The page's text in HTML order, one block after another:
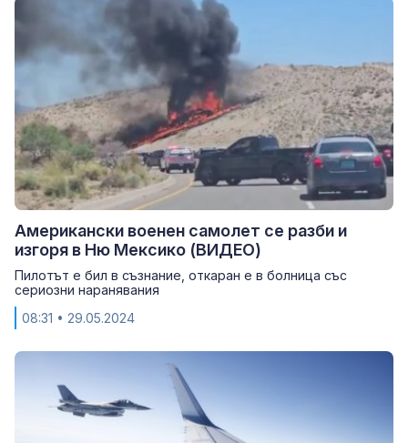
Американски военен самолет се разби и
изгоря в Ню Мексико (ВИДЕО)
Пилотът е бил в съзнание, откаран е в болница със
сериозни наранявания
08:31 • 29.05.2024